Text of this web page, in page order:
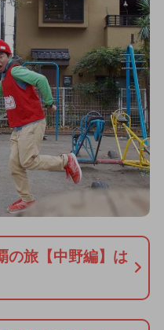
の旅【中野編】は